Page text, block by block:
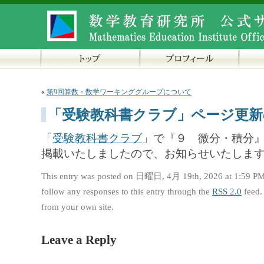
« 第9回算数・数学ワーキンググループについて
「受験教科書クラブ」ページ更
「 受験教科書クラブ 」で『９ 微分・積分
掲載いたしましたので、お知らせいたしま
This entry was posted on 日曜日, 4月 19th, 2026 at 1:59
follow any responses to this entry through the RSS 2.0
from your own site.
Leave a Reply